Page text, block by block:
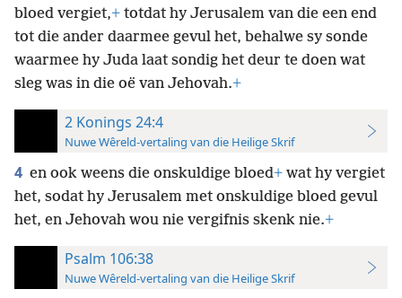
bloed vergiet,+ totdat hy Jerusalem van die een end
tot die ander daarmee gevul het, behalwe sy sonde
waarmee hy Juda laat sondig het deur te doen wat
sleg was in die oë van Jehovah.+
2 Konings 24:4
Nuwe Wêreld-vertaling van die Heilige Skrif
4 en ook weens die onskuldige bloed+ wat hy vergiet
het, sodat hy Jerusalem met onskuldige bloed gevul
het, en Jehovah wou nie vergifnis skenk nie.+
Psalm 106:38
Nuwe Wêreld-vertaling van die Heilige Skrif